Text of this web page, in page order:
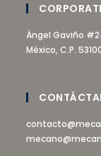
Ángel Gaviño
México, C.P.